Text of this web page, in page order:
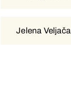
Jelena Veljača
Jelena Veljača